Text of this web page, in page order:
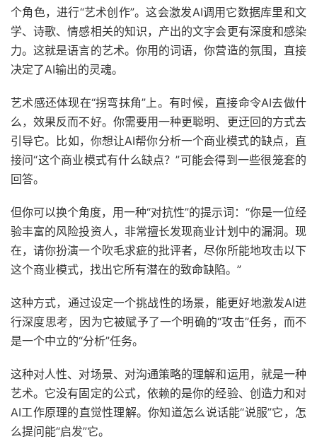
个角色，进行“艺术创作”。这会激发AI调用它数据库里和文
学、诗歌、情感相关的知识，产出的文字会更有深度和感染
力。这就是语言的艺术。你用的词语，你营造的氛围，直接
决定了AI输出的灵魂。
艺术感还体现在“拐弯抹角”上。有时候，直接命令AI去做什
么，效果反而不好。你需要用一种更聪明、更迂回的方式去
引导它。比如，你想让AI帮你分析一个商业模式的缺点，直
接问“这个商业模式有什么缺点？”可能会得到一些很笼套的
回答。
但你可以换个角度，用一种“对抗性”的提示词：“你是一位经
验丰富的风险投资人，非常擅长发现商业计划中的漏洞。现
在，请你扮演一个吹毛求疵的批评者，尽你所能地攻击以下
这个商业模式，找出它所有潜在的致命缺陷。”
这种方式，通过设定一个挑战性的场景，能更好地激发AI进
行深度思考，因为它被赋予了一个明确的“攻击”任务，而不
是一个中立的“分析”任务。
这种对人性、对场景、对沟通策略的理解和运用，就是一种
艺术。它没有固定的公式，依赖的是你的经验、创造力和对
AI工作原理的直觉性理解。你知道怎么说话能“说服”它，怎
么提问能“启发”它。